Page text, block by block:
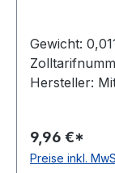
Gewicht:
Hersteller:
Norm: auf
9,96 €*
Preise inkl.